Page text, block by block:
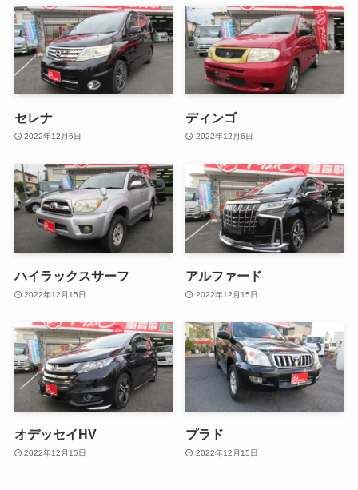
セレナ
2022年12月6日
ディンゴ
2022年12月6日
ハイラックスサーフ
2022年12月15日
アルファード
2022年12月15日
オデッセイHV
2022年12月15日
プラド
2022年12月15日